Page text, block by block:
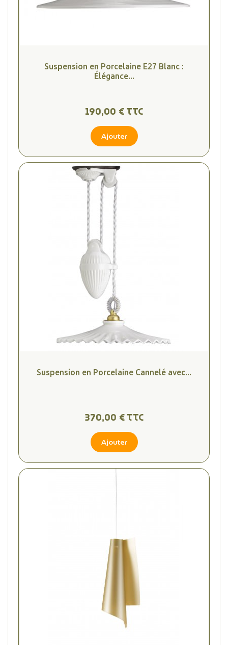
Suspension en Porcelaine E27 Blanc :
Élégance...
190,00 € TTC
Ajouter
Suspension en Porcelaine Cannelé avec...
370,00 € TTC
Ajouter